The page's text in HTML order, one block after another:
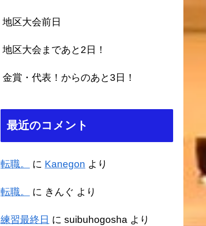
地区大会前日
地区大会まであと2日！
金賞・代表！からのあと3日！
最近のコメント
転職。 に Kanegon より
転職。 に きんぐ より
練習最終日 に suibuhogosha より